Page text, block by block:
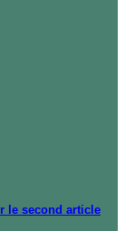
le second article